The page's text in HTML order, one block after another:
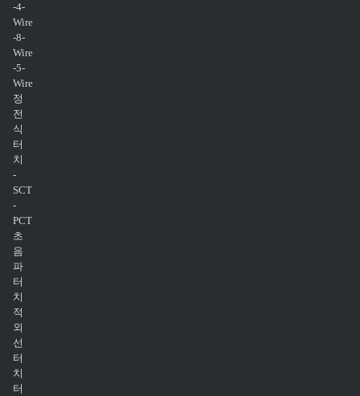
-4-
Wire
-8-
Wire
-5-
Wire
정
전
식
터
치
-
SCT
-
PCT
초
음
파
터
치
적
외
선
터
치
터